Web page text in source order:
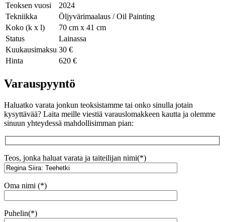
Teoksen vuosi
2024
Tekniikka
Öljyvärimaalaus / Oil Painting
Koko (k x l)
70 cm x 41 cm
Status
Lainassa
Kuukausimaksu 30 €
Hinta
620 €
Varauspyyntö
Haluatko varata jonkun teoksistamme tai onko sinulla jotain
kysyttävää? Laita meille viestiä varauslomakkeen kautta ja olemme
sinuun yhteydessä mahdollisimman pian:
Teos, jonka haluat varata ja taiteilijan nimi(*)
Oma nimi (*)
Puhelin(*)